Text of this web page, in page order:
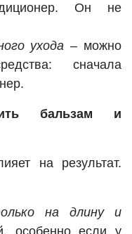
Он не
ухода – можно
сначала
бальзам и
на результат.
на длину и
особенно если у